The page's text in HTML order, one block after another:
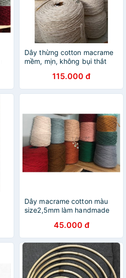
Dây thừng cotton macrame
mềm, mịn, không bụi thắt
115.000 đ
Dây macrame cotton màu
size2,5mm làm handmade
45.000 đ